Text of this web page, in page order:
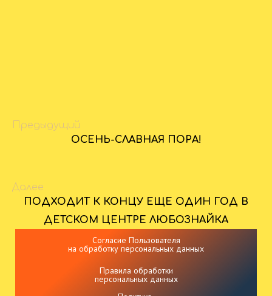
Предыдущий
ОСЕНЬ-СЛАВНАЯ ПОРА!
Далее
ПОДХОДИТ К КОНЦУ ЕЩЕ ОДИН ГОД В
ДЕТСКОМ ЦЕНТРЕ ЛЮБОЗНАЙКА
Согласие Пользователя
на обработку персональных данных
Правила обработки
персональных данных